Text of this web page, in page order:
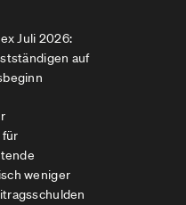
Juli 2026:
auf
weniger